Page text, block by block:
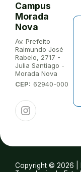
Campus
Morada
Nova
Endereço:
Av. Prefeito
Raimundo José
Rabelo, 2717 -
Julia Santiago -
Morada Nova
CEP: 62940-000
Instagram
Copyright © 2026 |